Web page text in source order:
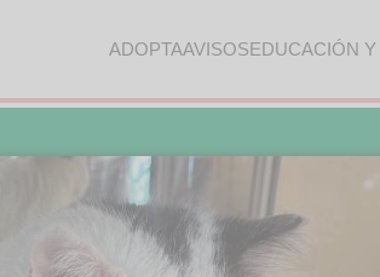
ADOPTAAVISOSEDUCACIÓN